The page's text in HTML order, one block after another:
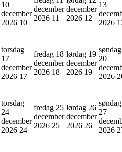
10
december
2026 10
december
2026 11
december
2026 12
13
2026
torsdag
17
december
2026 17
fredag 18
december
2026 18
lørdag 19
december
2026 19
søndag
20
2026
torsdag
24
december
2026 24
fredag 25
december
2026 25
lørdag 26
december
2026 26
søndag
27
2026